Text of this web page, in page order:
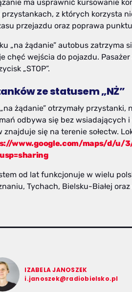
ma usprawnić kursowanie
z których korzysta
przejazdu oraz poprawa
„na żądanie” autobus zatrzyma
chęć wejścia do pojazdu.
„STOP”.
ze statusem „NŻ”
żądanie” otrzymały
odbywa się bez wsiadających
znajduje się na terenie sołectw.
www.google.com/maps/d/u/3/
od lat funkcjonuje w wielu
Tychach, Bielsku-Białej
IZABELA JANOSZEK
i.janoszek@radiobielsko.pl